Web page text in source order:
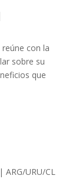
con la
sobre su
que
ARG/URU/CL